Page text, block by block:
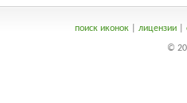
поиск иконок| лицензии|
©